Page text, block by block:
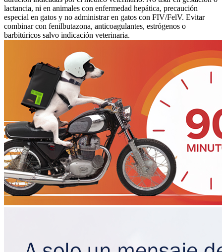
lactancia, ni en animales con enfermedad hepática, precaución
especial en gatos y no administrar en gatos con FIV/FelV. Evitar
combinar con fenilbutazona, anticoagulantes, estrógenos o
barbitúricos salvo indicación veterinaria.